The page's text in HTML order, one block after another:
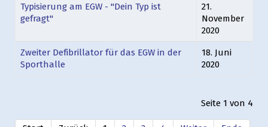
Typisierung am EGW - "Dein Typ ist
gefragt"
21.
November
2020
Zweiter Defibrillator für das EGW in der
Sporthalle
18. Juni
2020
Seite 1 von 4